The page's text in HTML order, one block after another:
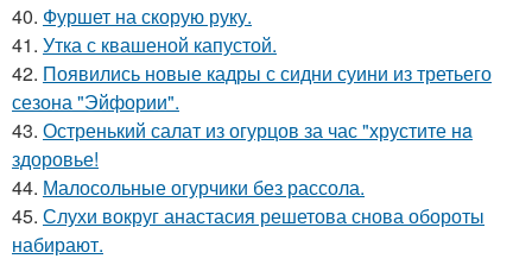
40. Фуршет на скорую руку.
41. Утка с квашеной капустой.
42. Появились новые кадры с сидни суини из третьего
сезона "Эйфории".
43. Остренький салат из огурцов за час "хрустите нa
здоровье!
44. Малосольные огурчики без рассола.
45. Слухи вокруг анастасия решетова снова обороты
набирают.